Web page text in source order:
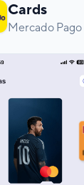
Cards
Mercado Pago